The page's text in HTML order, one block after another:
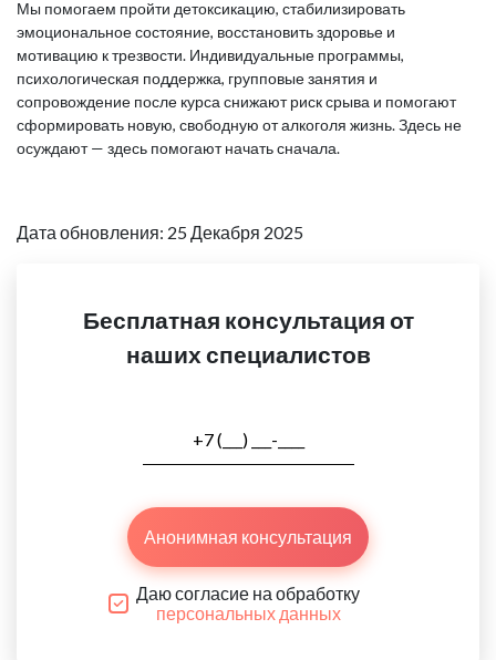
Мы помогаем пройти детоксикацию, стабилизировать
эмоциональное состояние, восстановить здоровье и
мотивацию к трезвости. Индивидуальные программы,
психологическая поддержка, групповые занятия и
сопровождение после курса снижают риск срыва и помогают
сформировать новую, свободную от алкоголя жизнь. Здесь не
осуждают — здесь помогают начать сначала.
Дата обновления: 25 Декабря 2025
Бесплатная консультация от
наших специалистов
Анонимная консультация
Даю согласие на обработку
персональных данных